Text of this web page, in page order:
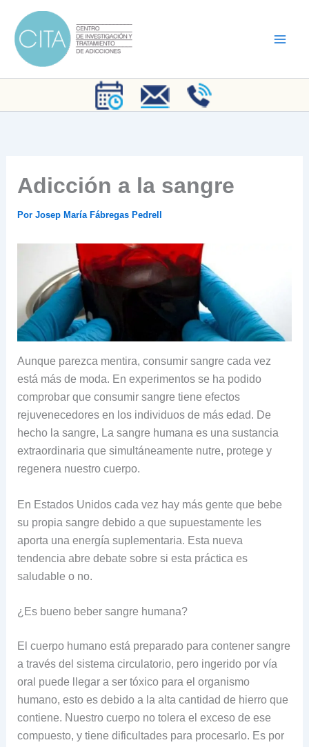
contenido
Adicción a la sangre
Por Josep María Fábregas Pedrell
Aunque parezca mentira, consumir sangre cada vez
está más de moda. En experimentos se ha podido
comprobar que consumir sangre tiene efectos
rejuvenecedores en los individuos de más edad. De
hecho la sangre, La sangre humana es una sustancia
extraordinaria que simultáneamente nutre, protege y
regenera nuestro cuerpo.
En Estados Unidos cada vez hay más gente que bebe
su propia sangre debido a que supuestamente les
aporta una energía suplementaria. Esta nueva
tendencia abre debate sobre si esta práctica es
saludable o no.
¿Es bueno beber sangre humana?
El cuerpo humano está preparado para contener sangre
a través del sistema circulatorio, pero ingerido por vía
oral puede llegar a ser tóxico para el organismo
humano, esto es debido a la alta cantidad de hierro que
contiene. Nuestro cuerpo no tolera el exceso de ese
compuesto, y tiene dificultades para procesarlo. Es por